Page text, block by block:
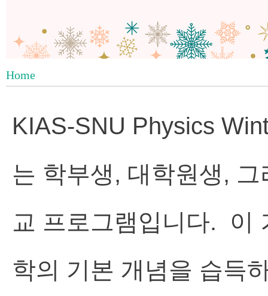
Home
KIAS-SNU Physics
는 학부생, 대학원생,
교 프로그램입니다. 이
학의 기본 개념을 습득